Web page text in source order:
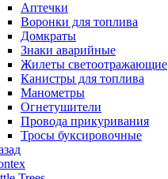
Аптечки
Воронки для топлива
Домкраты
Знаки аварийные
Жилеты светоотражающие
Канистры для топлива
Манометры
Огнетушители
Провода прикуривания
Тросы буксировочные